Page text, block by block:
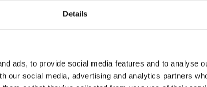
Details
ads, to provide social media features and to analyse
our social media, advertising and analytics partners
och naturnära utflyktsmål för
och mark.
på Bockön
ut till Bockön - en liten
Här växer många stora gamla